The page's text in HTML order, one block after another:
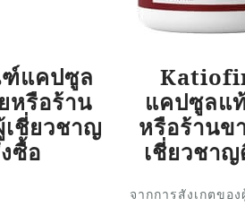
ฑ์แคปซูล
หรือร้าน
เชี่ยวชาญ
ซื้อ
แคปซูลแ
หรือร้านข
เชี่ยวชา
จากการสังเกตขอ